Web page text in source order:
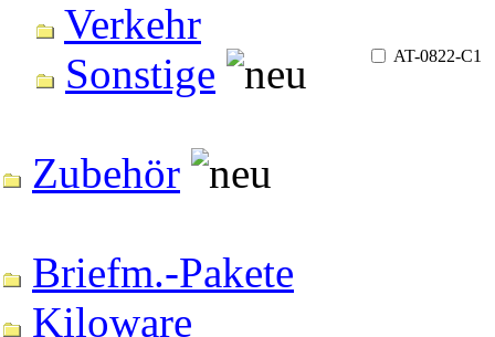
Verkehr
Sonstige
Zubehör
Briefm.-Pakete
Kiloware
AT-0822-C1